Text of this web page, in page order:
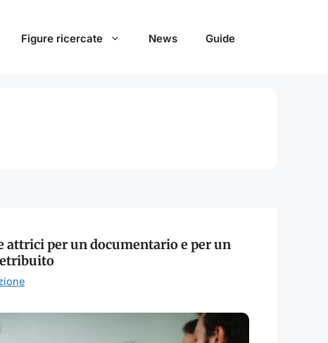
Figure ricercate News Guide
attrici per un documentario e per un